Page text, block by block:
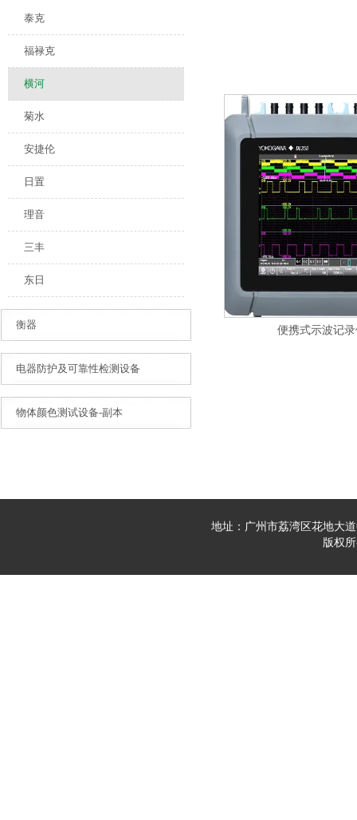
泰克
福禄克
横河
菊水
安捷伦
日置
理音
三丰
东日
衡器
电器防护及可靠性检测设备
物体颜色测试设备-副本
便携式示波记
地址：广州市荔湾区花地大
版权